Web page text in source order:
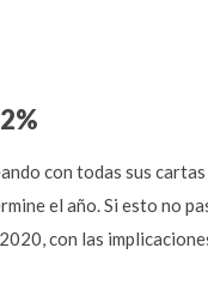
con todas sus
el año. Si esto no
con las